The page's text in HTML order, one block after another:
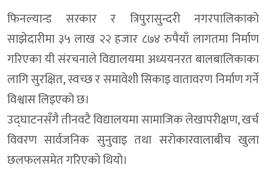
फिनल्यान्ड सरकार र त्रिपुरासुन्दरी नगरपालिकाको
साझेदारीमा ३५ लाख २२ हजार ८७४ रुपैयाँ लागतमा निर्माण
गरिएका यी संरचनाले विद्यालयमा अध्ययनरत बालबालिकाका
लागि सुरक्षित, स्वच्छ र समावेशी सिकाइ वातावरण निर्माण गर्ने
विश्वास लिइएको छ।
उद्घाटनसँगै तीनवटै विद्यालयमा सामाजिक लेखापरीक्षण, खर्च
विवरण सार्वजनिक सुनुवाइ तथा सरोकारवालाबीच खुला
छलफलसमेत गरिएको थियो।